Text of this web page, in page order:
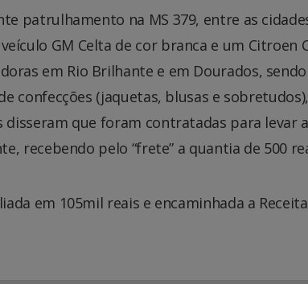
patrulhamento na MS 379, entre as
GM Celta de cor branca e um Citroen
em Rio Brilhante e em Dourados,
confecções (jaquetas, blusas e
disseram que foram contratadas para levar
recebendo pelo “frete” a quantia de 500
em 105mil reais e encaminhada a